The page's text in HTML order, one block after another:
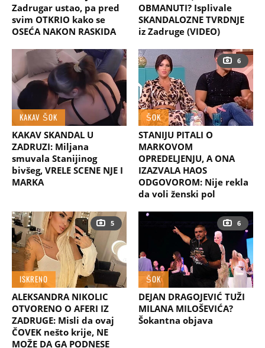
Zadrugar ustao, pa pred
svim OTKRIO kako se
OSEĆA NAKON RASKIDA
OBMANUTI? Isplivale
SKANDALOZNE TVRDNJE
iz Zadruge (VIDEO)
KAKAV ŠOK
KAKAV SKANDAL U
ZADRUZI: Miljana
smuvala Stanijinog
bivšeg, VRELE SCENE NJE I
MARKA
6
ŠOK
STANIJU PITALI O
MARKOVOM
OPREDELJENJU, A ONA
IZAZVALA HAOS
ODGOVOROM: Nije rekla
da voli ženski pol
5
ISKRENO
ALEKSANDRA NIKOLIC
OTVORENO O AFERI IZ
ZADRUGE: Misli da ovaj
ČOVEK nešto krije, NE
MOŽE DA GA PODNESE
6
ŠOK
DEJAN DRAGOJEVIĆ TUŽI
MILANA MILOŠEVIĆA?
Šokantna objava